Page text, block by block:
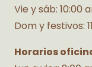
Vie y sáb: 10:00
Dom y festivos:
Horarios